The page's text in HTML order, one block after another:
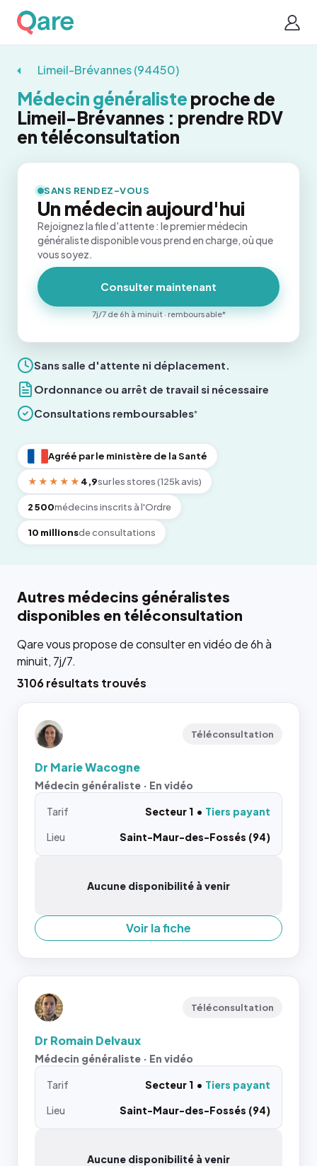
Limeil-Brévannes (94450)
Médecin généraliste proche de
Limeil-Brévannes : prendre RDV
en téléconsultation
Sans salle d'attente ni déplacement.
Ordonnance ou arrêt de travail si nécessaire
Consultations remboursables*
Agréé par le ministère de la Santé
★★★★★ 4,9sur les stores (125k avis)
2 500médecins inscrits à l'Ordre
10 millionsde consultations
SANS RENDEZ-VOUS
Un médecin aujourd'hui
Rejoignez la file d'attente : le premier médecin
généraliste disponible vous prend en charge, où que
vous soyez.
Consulter maintenant
7j/7 de 6h à minuit · remboursable*
Autres médecins généralistes
disponibles en téléconsultation
Qare vous propose de consulter en vidéo de 6h à
minuit, 7j/7.
3106 résultats trouvés
Téléconsultation
Dr Marie Wacogne
Médecin généraliste · En vidéo
Tarif Secteur 1
Tiers payant
Lieu
Saint-Maur-des-Fossés (94)
Aucune disponibilité à venir
Voir la fiche
Téléconsultation
Dr Romain Delvaux
Médecin généraliste · En vidéo
Tarif Secteur 1
Tiers payant
Lieu
Saint-Maur-des-Fossés (94)
Aucune disponibilité à venir